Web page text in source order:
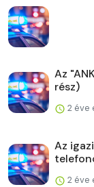
Az
rész)
2 éve
Az
2 éve